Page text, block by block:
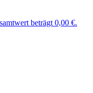
beträgt 0,00 €.